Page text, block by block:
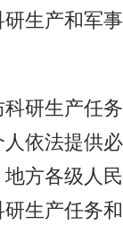
生产和军
研生产任
依法提供
方各级人
生产任务